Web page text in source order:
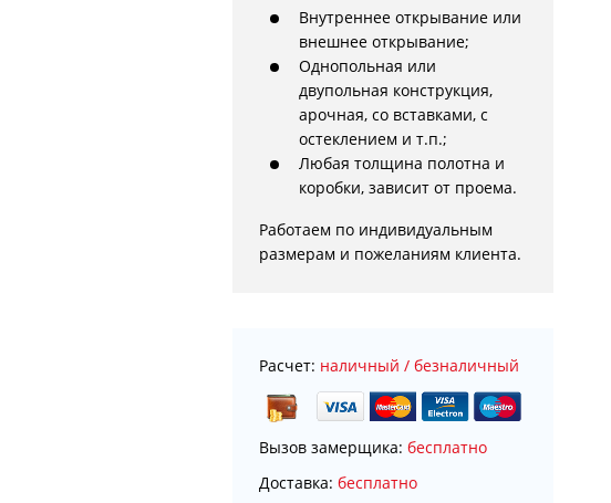
Внутреннее открывание или
внешнее открывание;
Однопольная или
двупольная конструкция,
арочная, со вставками, с
остеклением и т.п.;
Любая толщина полотна и
коробки, зависит от проема.
Работаем по индивидуальным
размерам и пожеланиям клиента.
Расчет: наличный / безналичный
Вызов замерщика: бесплатно
Доставка: бесплатно